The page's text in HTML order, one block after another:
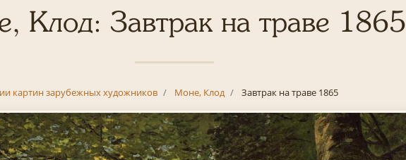
Клод: Завтрак на траве 1865
картин зарубежных художников Моне, Клод Завтрак на траве 1865